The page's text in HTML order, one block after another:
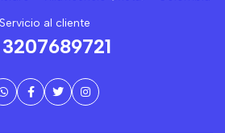
Servicio al cliente
3207689721